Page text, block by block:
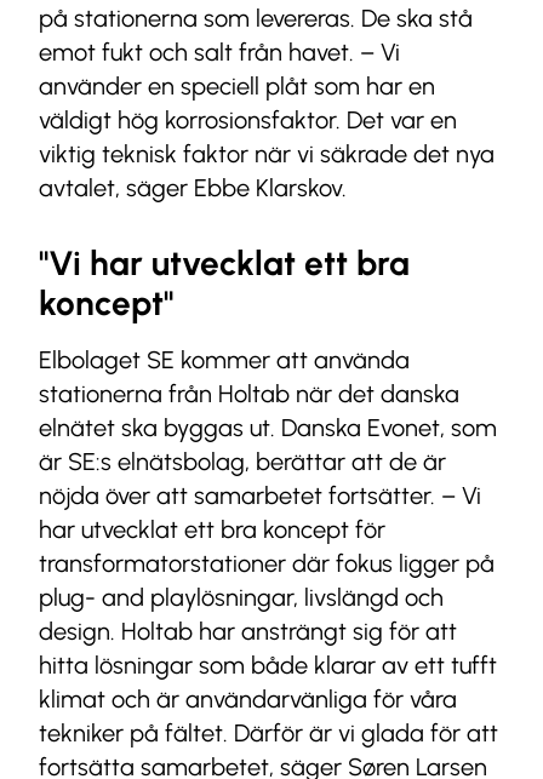
på stationerna som levereras. De ska stå
emot fukt och salt från havet. – Vi
använder en speciell plåt som har en
väldigt hög korrosionsfaktor. Det var en
viktig teknisk faktor när vi säkrade det nya
avtalet, säger Ebbe Klarskov.
"Vi har utvecklat ett bra
koncept"
Elbolaget SE kommer att använda
stationerna från Holtab när det danska
elnätet ska byggas ut. Danska Evonet, som
är SE:s elnätsbolag, berättar att de är
nöjda över att samarbetet fortsätter. – Vi
har utvecklat ett bra koncept för
transformatorstationer där fokus ligger på
plug- and playlösningar, livslängd och
design. Holtab har ansträngt sig för att
hitta lösningar som både klarar av ett tufft
klimat och är användarvänliga för våra
tekniker på fältet. Därför är vi glada för att
fortsätta samarbetet, säger Søren Larsen